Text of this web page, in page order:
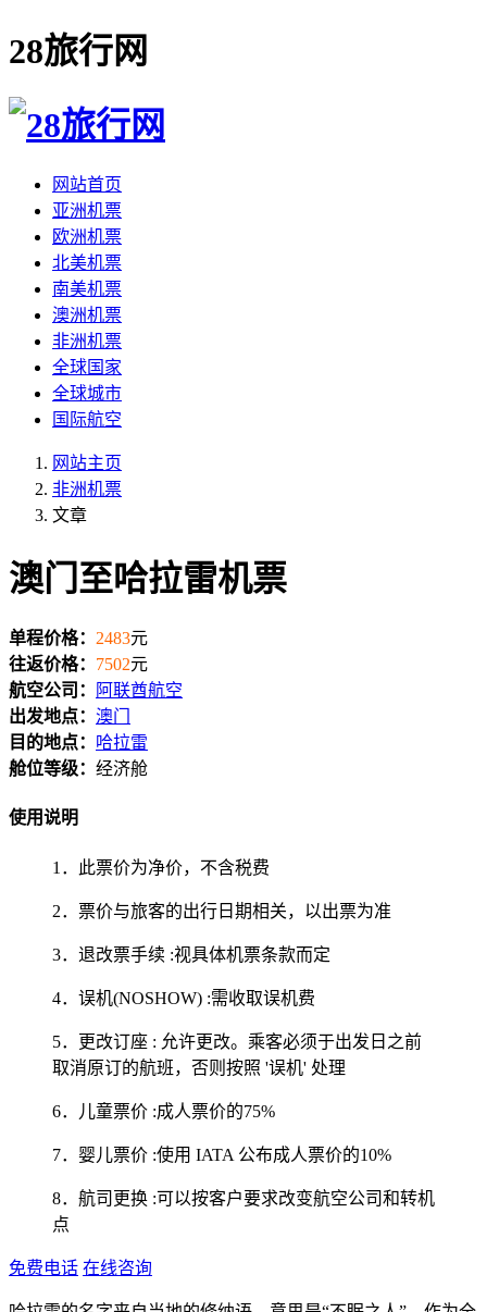
28旅行网
网站首页
亚洲机票
欧洲机票
北美机票
南美机票
澳洲机票
非洲机票
全球国家
全球城市
国际航空
网站主页
非洲机票
文章
澳门至哈拉雷机票
单程价格： 2483元
往返价格： 7502元
航空公司：
阿联酋航空
出发地点： 澳门
目的地点： 哈拉雷
舱位等级： 经济舱
使用说明
1．此票价为净价，不含税费
2．票价与旅客的出行日期相关，以出票为准
3．退改票手续 :视具体机票条款而定
4．误机(NOSHOW) :需收取误机费
5．更改订座 : 允许更改。乘客必须于出发日之前
取消原订的航班，否则按照 '误机' 处理
6．儿童票价 :成人票价的75%
7．婴儿票价 :使用 IATA 公布成人票价的10%
8．航司更换 :可以按客户要求改变航空公司和转机
点
免费电话 在线咨询